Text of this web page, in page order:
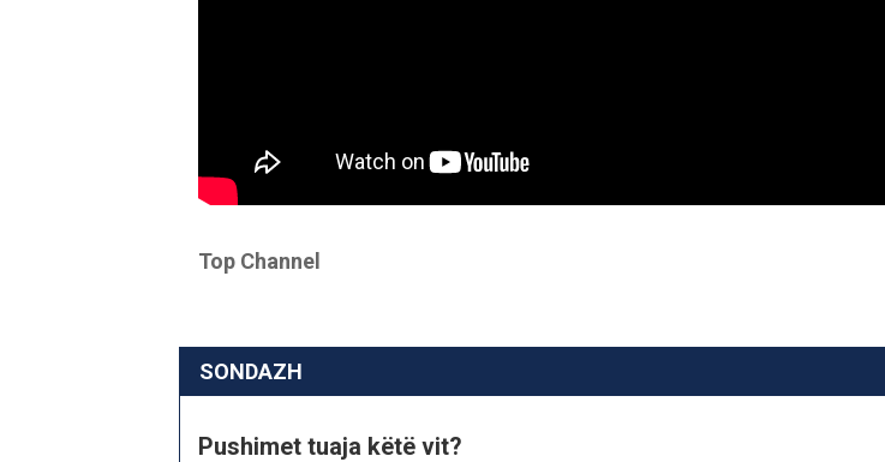
Top Channel
SONDAZH
Pushimet tuaja këtë vit?